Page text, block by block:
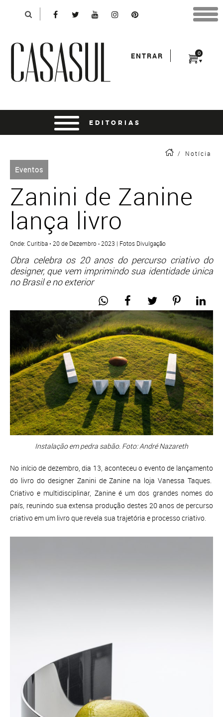
0
ENTRAR
/ Notícia
Eventos
Zanini de Zanine
lança livro
Onde: Curitiba • 20 de Dezembro - 2023 | Fotos Divulgação
Obra celebra os 20 anos do percurso criativo do
designer, que vem imprimindo sua identidade única
no Brasil e no exterior
Instalação em pedra sabão. Foto: André Nazareth
No início de dezembro, dia 13, aconteceu o evento de lançamento
do livro do designer Zanini de Zanine na loja Vanessa Taques.
Criativo e multidisciplinar, Zanine é um dos grandes nomes do
país, reunindo sua extensa produção destes 20 anos de percurso
criativo em um livro que revela sua trajetória e processo criativo.
*Para finalizar sua compra informe seu e-mail:
*Senha:
entrar usando o facebook